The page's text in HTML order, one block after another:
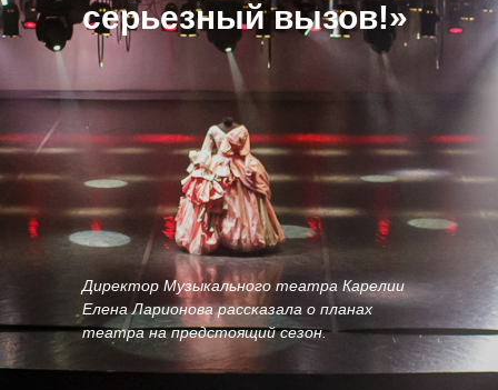
серьезный вызов!»
Директор Музыкального театра Карелии
Елена Ларионова рассказала о планах
театра на предстоящий сезон.